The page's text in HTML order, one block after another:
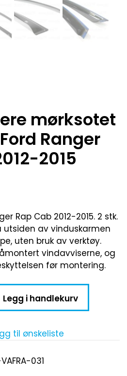
mørksotet
Ranger
2015
Rap Cab 2012-2015. 2 stk.
utsiden av vinduskarmen
uten bruk av verktøy.
vindavviserne, og
før montering.
Legg i handlekurv
til ønskeliste
031